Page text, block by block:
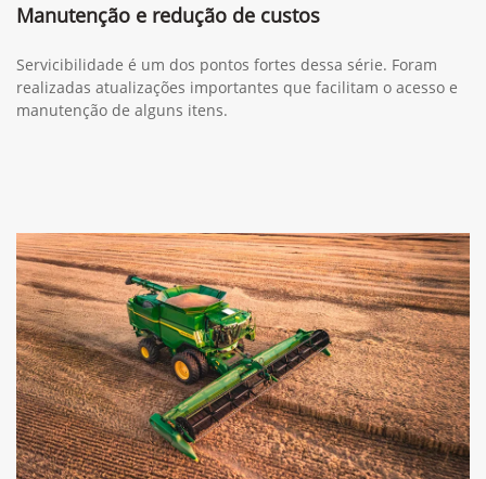
Manutenção e redução de custos
Servicibilidade é um dos pontos fortes dessa série. Foram
realizadas atualizações importantes que facilitam o acesso e
manutenção de alguns itens.